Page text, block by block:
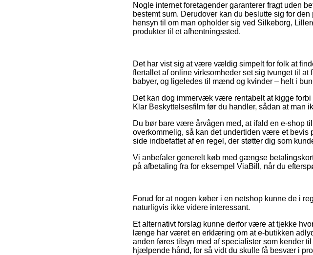
Nogle internet foretagender garanterer fragt uden
bestemt sum. Derudover kan du beslutte sig for
hensyn til om man opholder sig ved Silkeborg,
produkter til et afhentningssted.
Det har vist sig at være vældig simpelt for folk at
flertallet af online virksomheder set sig tvunget til
babyer, og ligeledes til mænd og kvinder – helt i
Det kan dog immervæk være rentabelt at kigge
Klar Beskyttelsesfilm før du handler, sådan at man
Du bør bare være årvågen med, at ifald en e-shop
overkommelig, så kan det undertiden være et
side indbefattet af en regel, der støtter dig som
Vi anbefaler generelt køb med gængse
på afbetaling fra for eksempel ViaBill, når du
Forud for at nogen køber i en netshop kunne de i
naturligvis ikke videre interessant.
Et alternativt forslag kunne derfor være at tjekke
længe har været en erklæring om at e-butikken
anden føres tilsyn med af specialister som kender
hjælpende hånd, for så vidt du skulle få besvær i